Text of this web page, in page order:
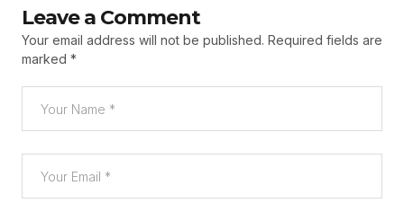
Leave a Comment
Your email address will not be published. Required fields are
marked *